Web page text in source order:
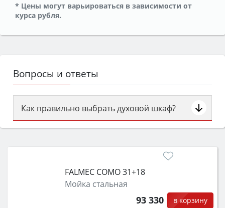
* Цены могут варьироваться в зависимости от
курса рубля.
Вопросы и ответы
Как правильно выбрать духовой шкаф?
Сначала определитесь с типом (газовый или
затем смотрите на объём 50–70 л для семьи,
функции (конвекция, гриль, самоочистка,
защита от детей).
FALMEC COMO 31+18
Мойка стальная
93 330 в корзину